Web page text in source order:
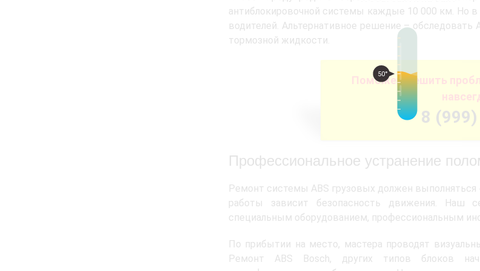
50°
антиблокировочной системы каждые 10 000 км. Но
водителей. Альтернативное решение –
тормозной жидкости.
Поможем решить
8
Профессиональное устранение
Ремонт системы ABS грузовых должен
работы зависит безопасность движения. Наш
специальным оборудованием, профессиональным
По прибытии на место, мастера проводят
Ремонт ABS Bosch, других типов блоков